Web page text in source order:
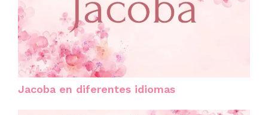
Jacoba en diferentes idiomas